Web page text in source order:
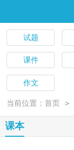
试题
课件
作文
当前位置：首页 >
课本